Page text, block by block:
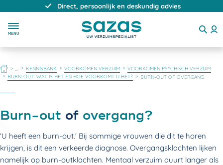
Direct, persoonlijk en deskundig advies
MENU
HOME KENNISBANK VOORKOMEN VERZUIM
VOORKOMEN PSYCHISCH VERZUIM
BURN-OUT: WAT IS HET EN HOE VOORKOMT U HET?
BURN-OUT OF OVERGANG
Burn-out of overgang?
‘U heeft een burn-out.' Bij sommige vrouwen die dit te horen
krijgen, is dit een verkeerde diagnose. Overgangsklachten lijken
namelijk op burn-outklachten. Mentaal verzuim duurt langer als